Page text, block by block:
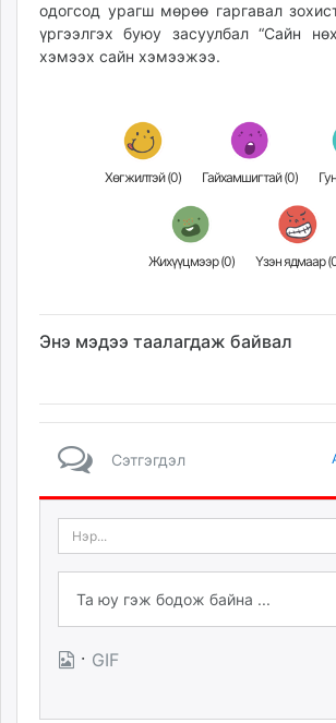
mass.mn
unegui.mn
assa.mn
unread.today
одогсод урагш мөрөө гаргавал
үргээлгэх буюу засуулбал “Сайн
хэмээх сайн хэмээжээ.
Хөгжилтэй (0) Гайхамшигтай (0)
Жихүүцмээр (0) Үзэн ядмаар (
Энэ мэдээ таалагдаж байвал
Сэтгэгдэл
· GIF